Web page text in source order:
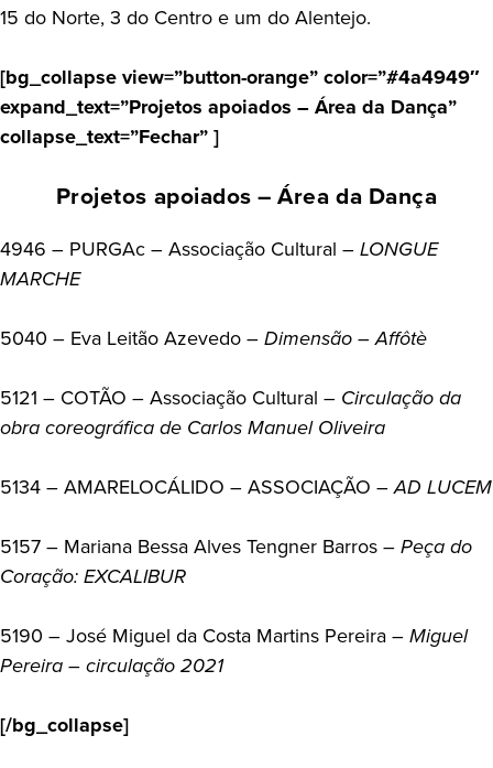
15 do Norte, 3 do Centro e um do Alentejo.
[bg_collapse view=”button-orange” color=”#4a4949″
expand_text=”Projetos apoiados – Área da Dança”
collapse_text=”Fechar” ]
Projetos apoiados – Área da Dança
4946 – PURGAc – Associação Cultural –LONGUE
MARCHE
5040 – Eva Leitão Azevedo –Dimensão – Affôtè
5121 – COTÃO – Associação Cultural – Circulação da
obra coreográfica de Carlos Manuel Oliveira
5134 – AMARELOCÁLIDO – ASSOCIAÇÃO –AD LUCEM
5157 – Mariana Bessa Alves Tengner Barros –Peça do
Coração: EXCALIBUR
5190 – José Miguel da Costa Martins Pereira –Miguel
Pereira – circulação 2021
[/bg_collapse]